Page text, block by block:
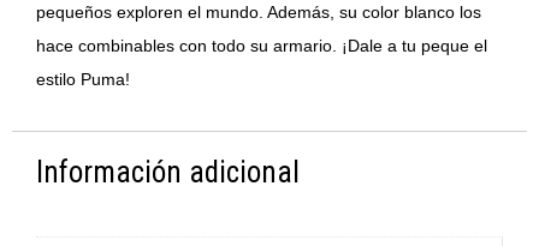
pequeños exploren el mundo. Además, su color blanco los
hace combinables con todo su armario. ¡Dale a tu peque el
estilo Puma!
Información adicional